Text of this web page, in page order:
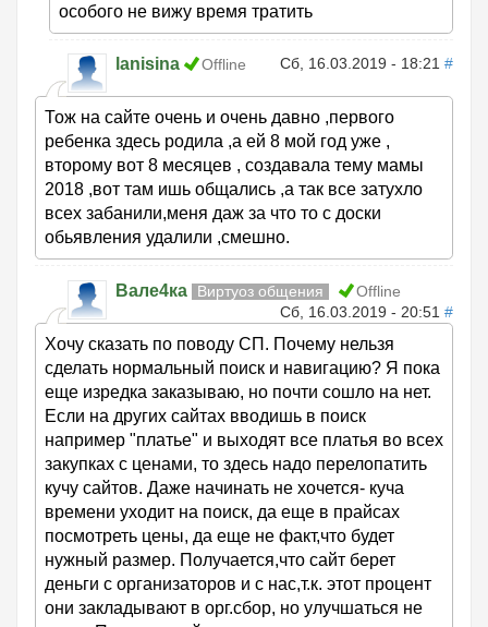
особого не вижу время тратить
lanisina Offline Сб, 16.03.2019 - 18:21 #
Тож на сайте очень и очень давно ,первого
ребенка здесь родила ,а ей 8 мой год уже ,
второму вот 8 месяцев , создавала тему мамы
2018 ,вот там ишь общались ,а так все затухло
всех забанили,меня даж за что то с доски
обьявления удалили ,смешно.
Вале4ка Виртуоз общения
Offline
Сб, 16.03.2019 - 20:51 #
Хочу сказать по поводу СП. Почему нельзя
сделать нормальный поиск и навигацию? Я пока
еще изредка заказываю, но почти сошло на нет.
Если на других сайтах вводишь в поиск
например "платье" и выходят все платья во всех
закупках с ценами, то здесь надо перелопатить
кучу сайтов. Даже начинать не хочется- куча
времени уходит на поиск, да еще в прайсах
посмотреть цены, да еще не факт,что будет
нужный размер. Получается,что сайт берет
деньги с организаторов и с нас,т.к. этот процент
они закладывают в орг.сбор, но улучшаться не